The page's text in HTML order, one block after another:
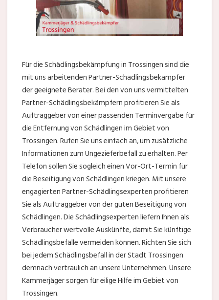
Für die Schädlingsbekämpfung in Trossingen sind die
mit uns arbeitenden Partner-Schädlingsbekämpfer
der geeignete Berater. Bei den von uns vermittelten
Partner-Schädlingsbekämpfern profitieren Sie als
Auftraggeber von einer passenden Terminvergabe für
die Entfernung von Schädlingen im Gebiet von
Trossingen. Rufen Sie uns einfach an, um zusätzliche
Informationen zum Ungezieferbefall zu erhalten. Per
Telefon sollen Sie sogleich einen Vor-Ort-Termin für
die Beseitigung von Schädlingen kriegen. Mit unsere
engagierten Partner-Schädlingsexperten profitieren
Sie als Auftraggeber von der guten Beseitigung von
Schädlingen. Die Schädlingsexperten liefern Ihnen als
Verbraucher wertvolle Auskünfte, damit Sie künftige
Schädlingsbefälle vermeiden können. Richten Sie sich
bei jedem Schädlingsbefall in der Stadt Trossingen
demnach vertraulich an unsere Unternehmen. Unsere
Kammerjäger sorgen für eilige Hilfe im Gebiet von
Trossingen.